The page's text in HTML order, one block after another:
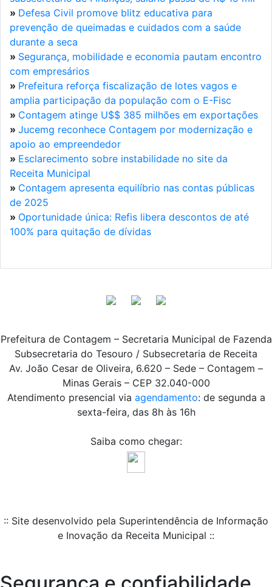
» Defesa Civil promove blitz educativa para
prevenção de queimadas e cuidados com a saúde
durante a seca
» Segurança, mobilidade e economia pautam encontro
com empresários
» Prefeitura reforça fiscalização de lotes vagos e
amplia participação da população com o E-Fisc
» Contagem atinge U$$ 385 milhões em exportações
» Jucemg reconhece Contagem por modernização e
apoio ao empreendedor
» Esclarecimento sobre instabilidade no site da
Receita Municipal
» Contagem apresenta equilíbrio nas contas públicas
de 2025
» Oportunidade única: Refis libera descontos de até
100% para quitação de dívidas
Prefeitura de Contagem – Secretaria Municipal de Fazenda
Subsecretaria do Tesouro / Subsecretaria de Receita
Av. João Cesar de Oliveira, 6.620 – Sede – Contagem –
Minas Gerais – CEP 32.040-000
Atendimento presencial via agendamento: de segunda a
sexta-feira, das 8h às 16h
Saiba como chegar:
:: Site desenvolvido pela Superintendência de Informação
e Inovação da Receita Municipal ::